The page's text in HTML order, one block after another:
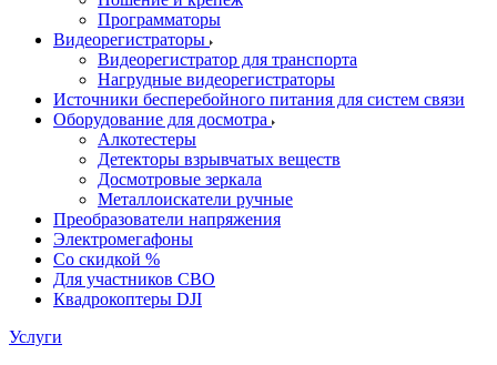
Программаторы
Видеорегистраторы
Видеорегистратор для транспорта
Нагрудные видеорегистраторы
Источники бесперебойного питания для систем связи
Оборудование для досмотра
Алкотестеры
Детекторы взрывчатых веществ
Досмотровые зеркала
Металлоискатели ручные
Преобразователи напряжения
Электромегафоны
Со скидкой %
Для участников СВО
Квадрокоптеры DJI
Услуги